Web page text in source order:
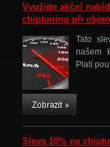
Využijte akční
chiptuning při
Tato
našem
Platí
Sleva 10% na